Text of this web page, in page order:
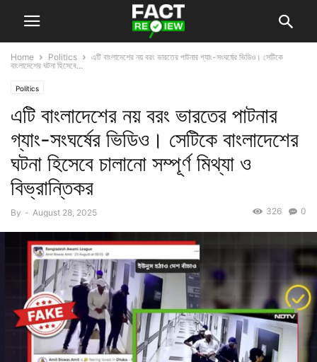
Home Politics
এটি বাংলাদেশের নয় বরং ভারতের পাটনার গ্যাং-সংঘর্ষের ভিডিও। সেটিকে
বাংলাদেশের ঘটনা হিসেবে...
Politics
এটি বাংলাদেশের নয় বরং ভারতের পাটনার
গ্যাং-সংঘর্ষের ভিডিও। সেটিকে বাংলাদেশের
ঘটনা হিসেবে চালানো সম্পূর্ণ মিথ্যা ও
বিভ্রান্তিকর
By - August 28, 2025 0
326